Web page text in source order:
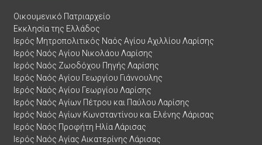
Οικουμενικό Πατριαρχείο
Εκκλησία της Ελλάδος
Ιερός Μητροπολιτικός Ναός Αγίου Αχιλλίου Λαρίσης
Ιερός Ναός Αγίου Νικολάου Λαρίσης
Ιερός Ναός Ζωοδόχου Πηγής Λαρίσης
Ιερός Ναός Αγίου Γεωργίου Γιάννουλης
Ιερός Ναός Αγίου Γεωργίου Λαρίσης
Ιερός Ναός Αγίων Πέτρου και Παύλου Λαρίσης
Ιερός Ναός Αγίων Κωνσταντίνου και Ελένης Λάρισας
Ιερός Ναός Προφήτη Ηλία Λάρισας
Ιερός Ναός Αγίας Αικατερίνης Λάρισας